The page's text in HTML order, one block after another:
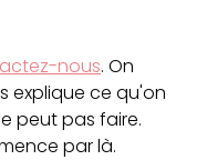
nous. On
explique ce qu'on
peut pas faire.
par là.